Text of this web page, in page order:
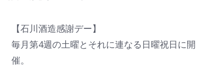
【石川酒造感謝デー】
毎月第4週の土曜とそれに連なる日曜祝日に開
催。